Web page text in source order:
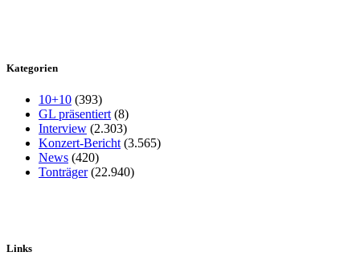
Kategorien
10+10 (393)
GL präsentiert (8)
Interview (2.303)
Konzert-Bericht (3.565)
News (420)
Tonträger(22.940)
Links